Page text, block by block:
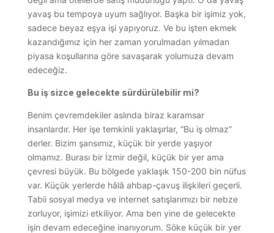
yavaş bu tempoya uyum sağlıyor. Başka bir işimiz yok,
sadece beyaz eşya işi yapıyoruz. Ve bu işten ekmek
kazandığımız için her zaman yorulmadan yılmadan
piyasa koşullarına göre savaşarak yolumuza devam
edeceğiz.
Bu iş sizce gelecekte sürdürülebilir mi?
Benim çevremdekiler aslında biraz karamsar
insanlardır. Her işe temkinli yaklaşırlar, “Bu iş olmaz”
derler. Bizim şansımız, küçük bir yerde yaşıyor
olmamız. Burası bir İzmir değil, küçük bir yer ama
çevresi büyük. Bu bölgede yaklaşık 150-200 bin nüfus
var. Küçük yerlerde hâlâ ahbap-çavuş ilişkileri geçerli.
Tabii sosyal medya ve internet satışlarımızı bir nebze
zorluyor, işimizi etkiliyor. Ama ben yine de gelecekte
işin devam edeceğine inanıyorum. Söke küçük bir yer